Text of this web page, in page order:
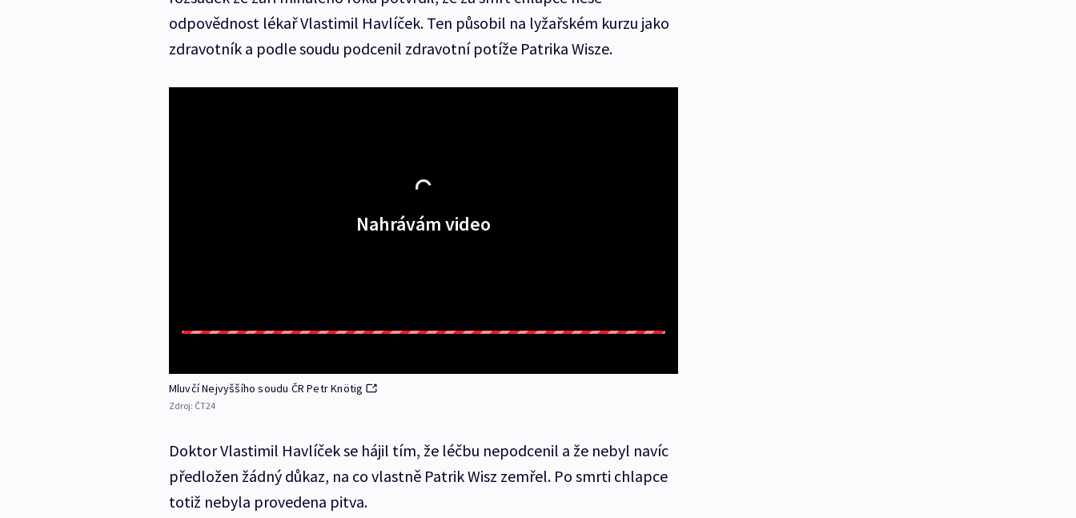
odpovědnost lékař Vlastimil Havlíček. Ten působil na lyžařském kurzu jako
zdravotník a podle soudu podcenil zdravotní potíže Patrika Wisze.
Nahrávám video
Mluvčí Nejvyššího soudu ČR Petr Knötig
Zdroj: ČT24
Doktor Vlastimil Havlíček se hájil tím, že léčbu nepodcenil a že nebyl navíc
předložen žádný důkaz, na co vlastně Patrik Wisz zemřel. Po smrti chlapce
totiž nebyla provedena pitva.